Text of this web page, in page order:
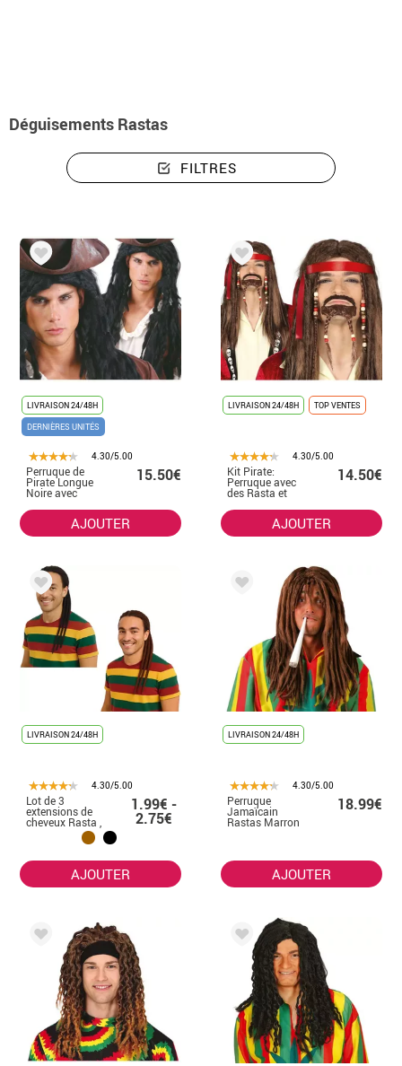
Déguisements Rastas
FILTRES
LIVRAISON 24/48H
DERNIÈRES UNITÉS
4.30/5.00
Perruque de
Pirate Longue
Noire avec
15.50€
AJOUTER
LIVRAISON 24/48H TOP VENTES
4.30/5.00
Kit Pirate:
Perruque avec
des Rasta et
14.50€
AJOUTER
LIVRAISON 24/48H
4.30/5.00
Lot de 3
extensions de
cheveux Rasta ,
50 cm de long, de
couleurs variées
1.99€ -
2.75€
AJOUTER
LIVRAISON 24/48H
4.30/5.00
Perruque
Jamaïcain
Rastas Marron
18.99€
AJOUTER